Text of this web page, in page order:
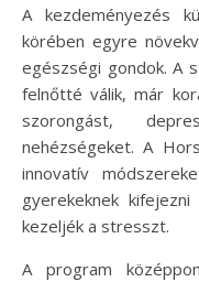
A kezdeményezés
körében egyre
egészségi gondok. A
felnőtté válik, már
szorongást,
nehézségeket. A
innovatív
gyerekeknek
kezeljék a stresszt.
A program